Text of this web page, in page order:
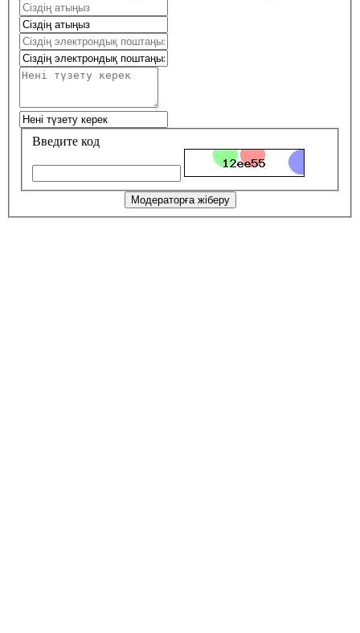
Введите код
Модераторға жіберу